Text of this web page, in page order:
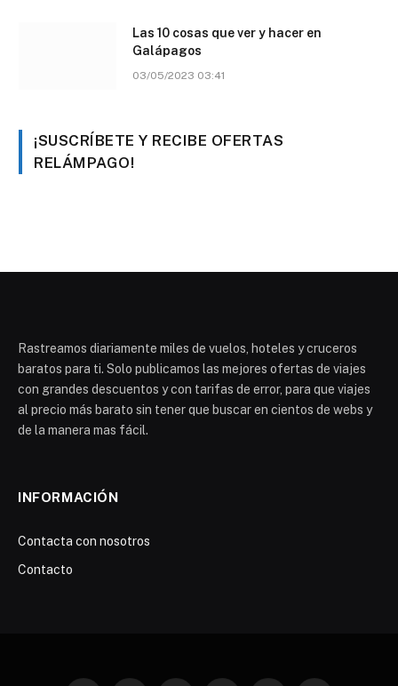
Las 10 cosas que ver y hacer en
Galápagos
03/05/2023 03:41
¡SUSCRÍBETE Y RECIBE OFERTAS
RELÁMPAGO!
Rastreamos diariamente miles de vuelos, hoteles y cruceros
baratos para ti. Solo publicamos las mejores ofertas de viajes
con grandes descuentos y con tarifas de error, para que viajes
al precio más barato sin tener que buscar en cientos de webs y
de la manera mas fácil.
INFORMACIÓN
Contacta con nosotros
Contacto